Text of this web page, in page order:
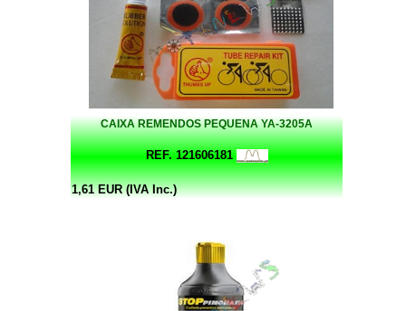
CAIXA REMENDOS PEQUENA YA-3205A
REF. 121606181
1,61 EUR (IVA Inc.)